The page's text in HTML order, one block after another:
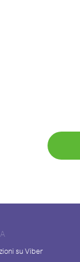
su Viber